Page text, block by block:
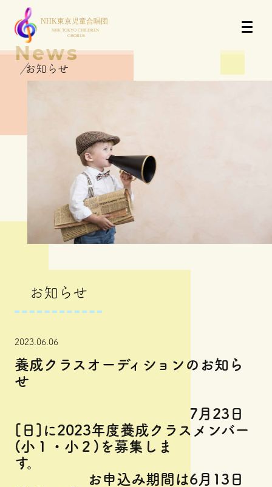
News
お知らせ
お知らせ
2023.06.06
養成クラスオーディションのお知ら
せ
7月23日
[日]に2023年度養成クラスメンバー
(小１・小２)を募集しま
す。
お申込み期間は6月13日